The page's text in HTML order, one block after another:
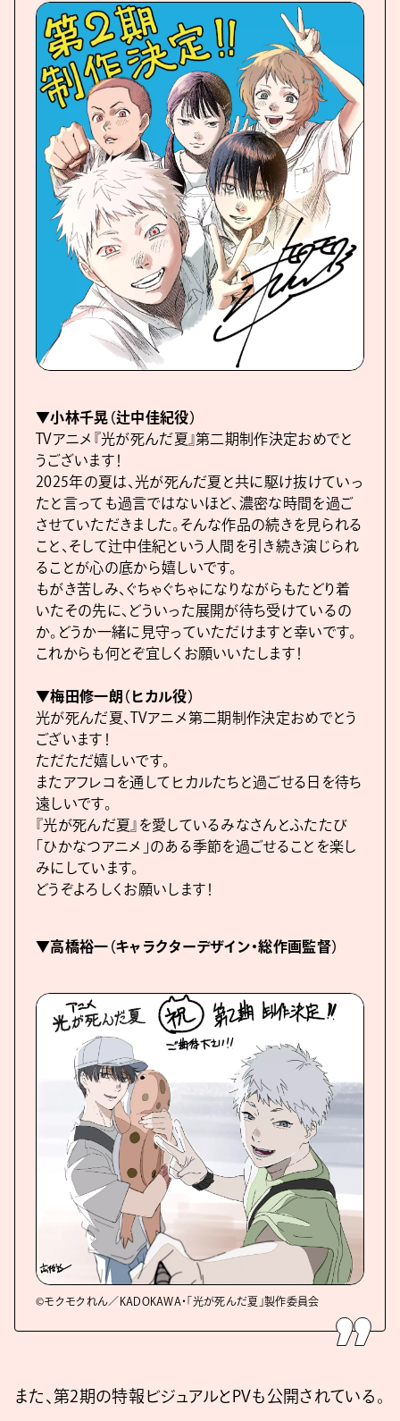
▼小林千晃（辻中佳紀役）
TVアニメ『光が死んだ夏』第二期制作決定おめでと
うございます！
2025年の夏は、光が死んだ夏と共に駆け抜けていっ
たと言っても過言ではないほど、濃密な時間を過ご
させていただきました。そんな作品の続きを見られる
こと、そして辻中佳紀という人間を引き続き演じられ
ることが心の底から嬉しいです。
もがき苦しみ、ぐちゃぐちゃになりながらもたどり着
いたその先に、どういった展開が待ち受けているの
か。どうか一緒に見守っていただけますと幸いです。
これからも何とぞ宜しくお願いいたします！
▼梅田修一朗（ヒカル役）
光が死んだ夏、TVアニメ第二期制作決定おめでとう
ございます！
ただただ嬉しいです。
またアフレコを通してヒカルたちと過ごせる日を待ち
遠しいです。
『光が死んだ夏』を愛しているみなさんとふたたび
「ひかなつアニメ」のある季節を過ごせることを楽し
みにしています。
どうぞよろしくお願いします！
▼高橋裕一（キャラクターデザイン・総作画監督）
©モクモクれん／KADOKAWA・「光が死んだ夏」製作委員会
また、第2期の特報ビジュアルとPVも公開されている。